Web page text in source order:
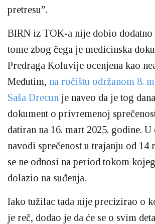
pretresu”.
BIRN iz TOK-a nije dobio dodatno
tome zbog čega je medicinska
Predraga Koluvije ocenjena kao
Međutim, na ročištu održanom 8.
Saša Drecun je naveo da je tog
dokument o privremenoj
datiran na 16. mart 2025. godine. U
navodi sprečenost u trajanju od 14
se ne odnosi na period tokom
dolazio na suđenja.
Iako tužilac tada nije precizirao o
je reč, dodao je da će se o svim